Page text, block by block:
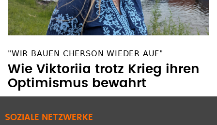
"WIR BAUEN CHERSON WIEDER AUF"
Wie Viktoriia trotz Krieg ihren
Optimismus bewahrt
SOZIALE NETZWERKE